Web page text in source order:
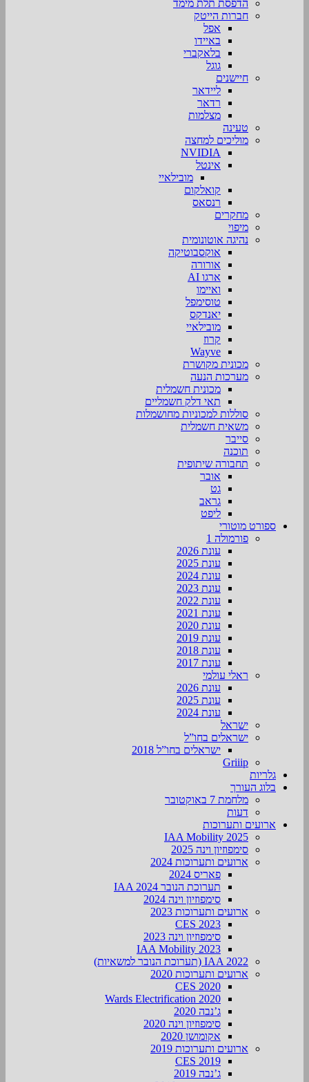
הדפסת תלת מימד
חברות הייטק
אפל
באיידו
בלאקברי
גוגל
חיישנים
ליידאר
רדאר
מצלמות
טעינה
מוליכים למחצה
NVIDIA
אינטל
מובילאיי
קואלקום
רנסאס
מחקרים
מיפוי
נהיגה אוטונומית
אוקסבוטיקה
אורורה
ארגו AI
ואיימו
טוסימפל
יאנדקס
מובילאיי
קרוז
Wayve
מכונית מקושרת
מערכות הנעה
מכונית חשמלית
תאי דלק חשמליים
סוללות למכוניות מחושמלות
משאית חשמלית
סייבר
תוכנה
תחבורה שיתופית
אובר
גט
גראב
ליפט
ספורט מוטורי
פורמולה 1
עונת 2026
עונת 2025
עונת 2024
עונת 2023
עונת 2022
עונת 2021
עונת 2020
עונת 2019
עונת 2018
עונת 2017
ראלי עולמי
עונת 2026
עונת 2025
עונת 2024
ישראל
ישראלים בחו”ל
ישראלים בחו”ל 2018
Griiip
גלריות
בלוג העורך
מלחמת 7 באוקטובר
דעות
ארועים ותערוכות
2025 IAA Mobility
סימפוזיון וינה 2025
ארועים ותערוכות 2024
פאריס 2024
תערוכת הנובר IAA 2024
סימפוזיון וינה 2024
ארועים ותערוכות 2023
CES 2023
סימפוזיון וינה 2023
IAA Mobility 2023
IAA 2022 (תערוכת הנובר למשאיות)
ארועים ותערוכות 2020
CES 2020
Wards Electrification 2020
ג’נבה 2020
סימפוזיון וינה 2020
אקומושן 2020
ארועים ותערוכות 2019
CES 2019
ג’נבה 2019